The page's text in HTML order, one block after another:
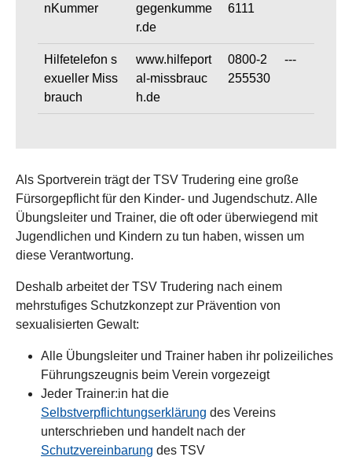
nKummer
gegenkumme
r.de
6111
Hilfetelefon s
exueller Miss
brauch
www.hilfeport
al-missbrauc
h.de
0800-2
255530
---
Als Sportverein trägt der TSV Trudering eine große
Fürsorgepflicht für den Kinder- und Jugendschutz. Alle
Übungsleiter und Trainer, die oft oder überwiegend mit
Jugendlichen und Kindern zu tun haben, wissen um
diese Verantwortung.
Deshalb arbeitet der TSV Trudering nach einem
mehrstufiges Schutzkonzept zur Prävention von
sexualisierten Gewalt:
Alle Übungsleiter und Trainer haben ihr polizeiliches
Führungszeugnis beim Verein vorgezeigt
Jeder Trainer:in hat die
Selbstverpflichtungserklärung des Vereins
unterschrieben und handelt nach der
Schutzvereinbarung des TSV